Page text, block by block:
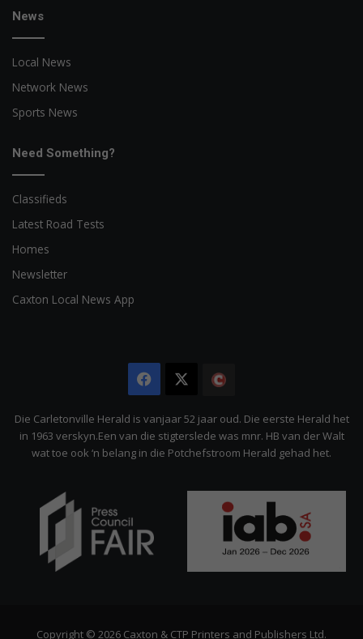
News
Local News
Network News
Sports News
Need Something?
Classifieds
Latest Road Tests
Homes
Newsletter
Caxton Local News App
Facebook
Citizen
Die Carletonville Herald is vanjaar 52 jaar oud. Die eerste Herald het
in 1963 verskyn.Een van die stigterslede was mnr. HB van der Walt
wat toe ook ‘n belang in die Potchefstroom Herald gehad het.
Copyright © 2026 Caxton & CTP Printers and Publishers Ltd.